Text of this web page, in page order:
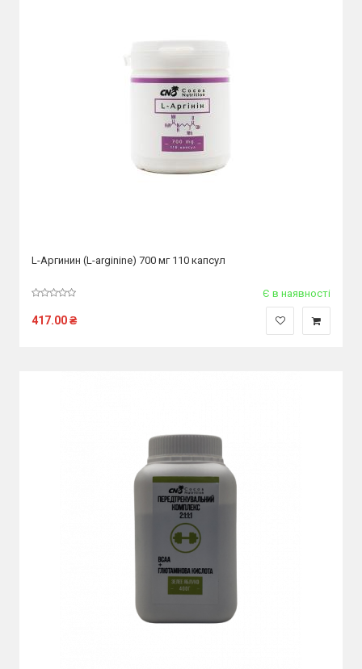
L-Аргинин (L-arginine) 700 мг 110 капсул
Є в наявності
417.00₴